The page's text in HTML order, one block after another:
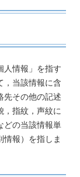
人情報」を指す
，当該情報に含
先その他の記述
，指紋，声紋に
どの当該情報単
情報）を指しま